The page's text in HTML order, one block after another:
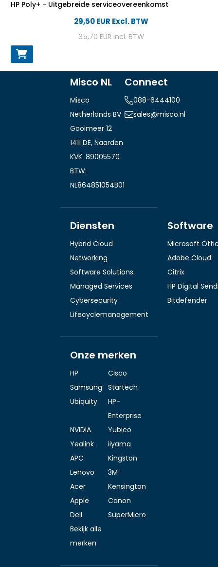
HP Poly+ - Uitgebreide serviceovereenkomst
29,50 EUR Excl. BTW
35,70 EUR Incl. BTW
Misco NL
Misco
Netherlands BV
Gooimeer 12
1411 DE, Naarden
KVK: 89005570
BTW:
NL864851054B01
Connect
088-6444100
sales@misco.nl
Diensten
Hybrid Cloud
Networking
Software Solutions
Managed Services
Cybersecurity
Lifecyclemanagement
Software
Microsoft
Adobe Cloud
Citrix
HP Digital
Bitdefender
Onze merken
HP
Cisco
Samsung
Startech
Ubiquity
HP-
Enterprise
NVIDIA
Yubico
Yealink
iiyama
APC
Kingston
Lenovo
3M
Acer
Kensington
Apple
Canon
Dell
SuperMicro
Bekijk alle
merken